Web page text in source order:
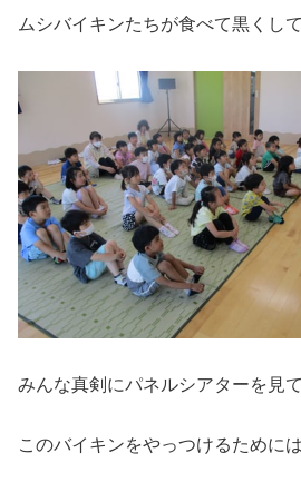
ムシバイキンたちが食べて黒くし
みんな真剣にパネルシアターを見
このバイキンをやっつけるためには